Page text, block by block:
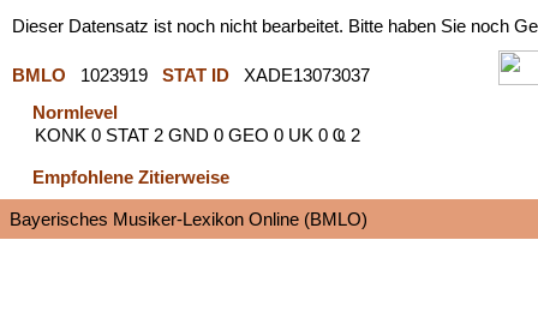
Dieser Datensatz ist noch nicht bearbeitet. Bitte haben Sie noch
BMLO 1023919 STAT ID
XADE13073037
Normlevel
KONK 0 STAT 2 GND 0 GEO 0 UK 0 Ҩ 2
Empfohlene Zitierweise
Bayerisches Musiker-Lexikon Online (BMLO)